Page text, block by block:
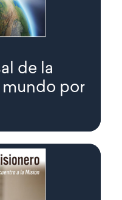
de la
mundo por